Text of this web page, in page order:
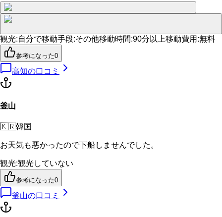
観光:自分で移動手段:その他移動時間:90分以上移動費用 :無料
参考になった0
高知の口コミ
釜山
🇰🇷韓国
お天気も悪かったので下船しませんでした。
観光:観光していない
参考になった0
釜山の口コミ